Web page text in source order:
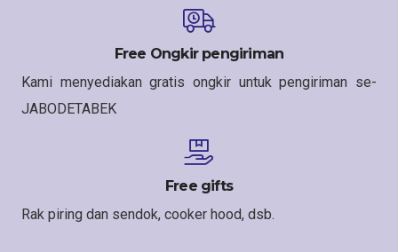
Free Ongkir pengiriman
Kami menyediakan gratis ongkir untuk pengiriman se-
JABODETABEK
Free gifts
Rak piring dan sendok, cooker hood, dsb.